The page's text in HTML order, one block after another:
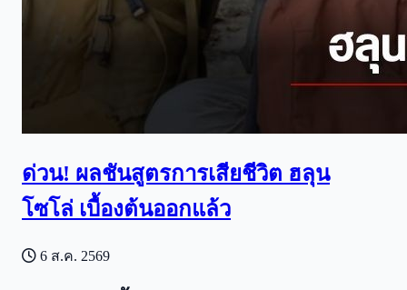
ด่วน! ผลชันสูตรการเสียชีวิต ฮลุน
โซโล่ เบื้องต้นออกแล้ว
6 ส.ค. 2569